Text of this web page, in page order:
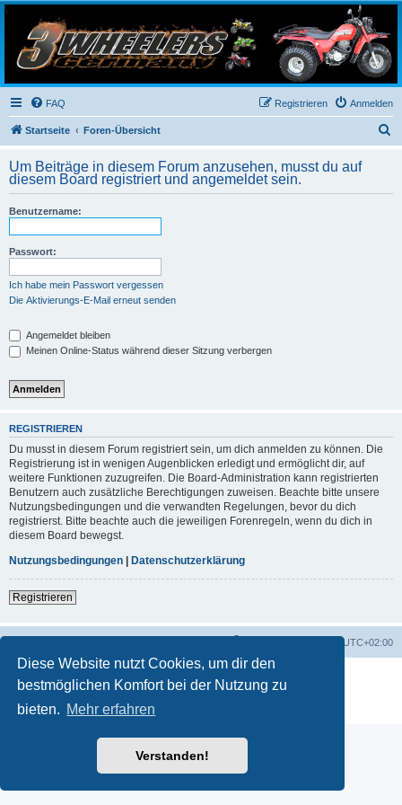
Diese Website nutzt Cookies, um dir den
bestmöglichen Komfort bei der Nutzung zu
bieten. Mehr erfahren
Verstanden!
3-Wheelers Germany
Honda, Yamaha, Kawasaki Trike
FAQ Anmelden
Registrieren
Startseite Foren-Übersicht
h
Um Beiträge in diesem Forum anzusehen, musst du auf
diesem Board registriert und angemeldet sein.
Benutzername:
Passwort:
Ich habe mein Passwort vergessen
Die Aktivierungs-E-Mail erneut senden
Angemeldet bleiben
Meinen Online-Status während dieser Sitzung verbergen
REGISTRIEREN
Du musst in diesem Forum registriert sein, um dich anmelden zu können. Die
Registrierung ist in wenigen Augenblicken erledigt und ermöglicht dir, auf
weitere Funktionen zuzugreifen. Die Board-Administration kann registrierten
Benutzern auch zusätzliche Berechtigungen zuweisen. Beachte bitte unsere
Nutzungsbedingungen und die verwandten Regelungen, bevor du dich
registrierst. Bitte beachte auch die jeweiligen Forenregeln, wenn du dich in
diesem Board bewegst.
Nutzungsbedingungen
Datenschutzerklärung
Registrieren
UTC+02:00
Deutsche Übersetzung durchphpBB.de
Datenschutz